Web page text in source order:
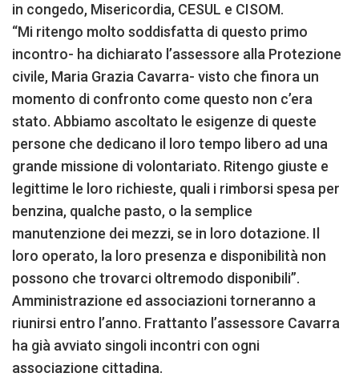
in congedo, Misericordia, CESUL e CISOM.
“Mi ritengo molto soddisfatta di questo primo
incontro- ha dichiarato l’assessore alla Protezione
civile, Maria Grazia Cavarra- visto che finora un
momento di confronto come questo non c’era
stato. Abbiamo ascoltato le esigenze di queste
persone che dedicano il loro tempo libero ad una
grande missione di volontariato. Ritengo giuste e
legittime le loro richieste, quali i rimborsi spesa per
benzina, qualche pasto, o la semplice
manutenzione dei mezzi, se in loro dotazione. Il
loro operato, la loro presenza e disponibilità non
possono che trovarci oltremodo disponibili”.
Amministrazione ed associazioni torneranno a
riunirsi entro l’anno. Frattanto l’assessore Cavarra
ha già avviato singoli incontri con ogni
associazione cittadina.